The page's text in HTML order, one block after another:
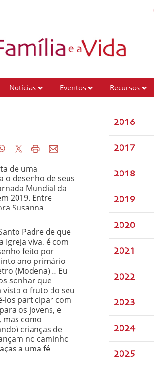
Notícias Eventos Recursos
de uma
o desenho de seus
Mundial da
2019. Entre
Susanna
Padre de que
Igreja viva, é com
feito por
ano primário
(Modena)… Eu
sonhar que
visto o fruto do seu
los participar com
os jovens, e
mas como
crianças de
no caminho
a uma fé
2016
2017
2018
2019
2020
2021
2022
2023
2024
2025